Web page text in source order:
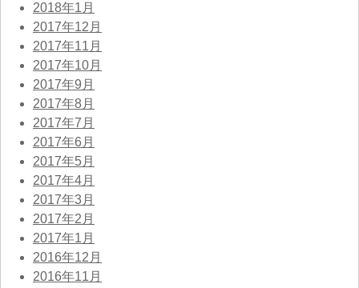
2018年1月
2017年12月
2017年11月
2017年10月
2017年9月
2017年8月
2017年7月
2017年6月
2017年5月
2017年4月
2017年3月
2017年2月
2017年1月
2016年12月
2016年11月